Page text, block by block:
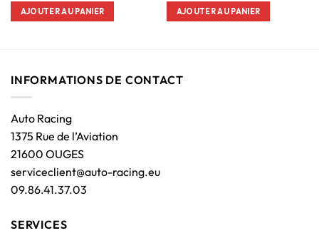
AJOUTER AU PANIER AJOUTER AU PANIER
INFORMATIONS DE CONTACT
Auto Racing
1375 Rue de l’Aviation
21600 OUGES
serviceclient@auto-racing.eu
09.86.41.37.03
SERVICES